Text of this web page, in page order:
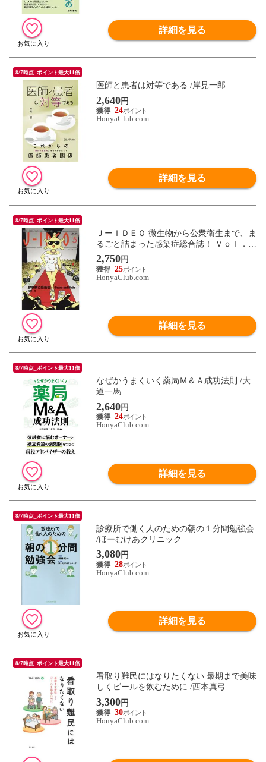
詳細を見る
8/7時点_ポイント最大11倍
医師と患者は対等である /岸見一郎
2,640円
24
HonyaClub.com
詳細を見る
8/7時点_ポイント最大11倍
ＪーＩＤＥＯ 微生物から公衆衛生まで、ま
るごと詰まった感染症総合誌！ Ｖｏｌ．７
Ｎｏ．３ /岩田健太郎
2,750円
25
HonyaClub.com
詳細を見る
8/7時点_ポイント最大11倍
なぜかうまくいく薬局Ｍ＆Ａ成功法則 /大
道一馬
2,640円
24
HonyaClub.com
詳細を見る
8/7時点_ポイント最大11倍
診療所で働く人のための朝の１分間勉強会
/ほーむけあクリニック
3,080円
28
HonyaClub.com
詳細を見る
8/7時点_ポイント最大11倍
看取り難民にはなりたくない 最期まで美味
しくビールを飲むために /西本真弓
3,300円
30
HonyaClub.com